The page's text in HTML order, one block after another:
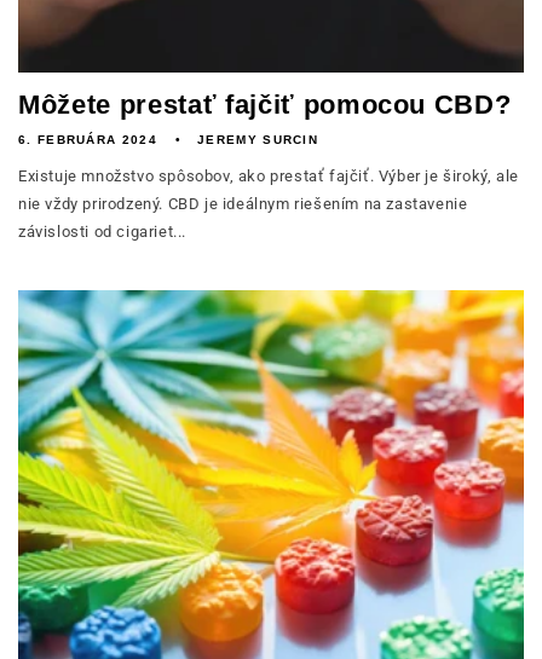
Môžete prestať fajčiť pomocou CBD?
6. FEBRUÁRA 2024 JEREMY SURCIN
Existuje množstvo spôsobov, ako prestať fajčiť. Výber je široký, ale
nie vždy prirodzený. CBD je ideálnym riešením na zastavenie
závislosti od cigariet...